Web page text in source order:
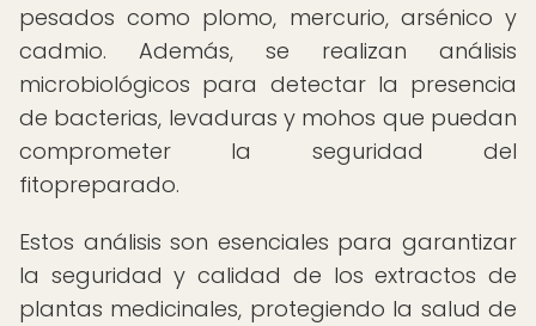
pesados como plomo, mercurio, arsénico y
cadmio. Además, se realizan análisis
microbiológicos para detectar la presencia
de bacterias, levaduras y mohos que puedan
comprometer la seguridad del
fitopreparado.
Estos análisis son esenciales para garantizar
la seguridad y calidad de los extractos de
plantas medicinales, protegiendo la salud de